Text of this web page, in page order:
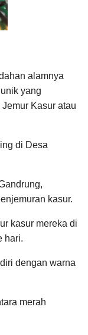
alamnya
yang
Kasur atau
di Desa
kasur.
kasur mereka di
hari.
dengan warna
merah